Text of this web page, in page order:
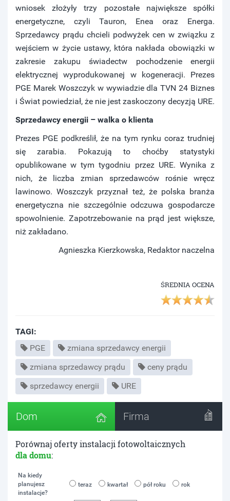
wniosek złożyły trzy pozostałe największe spółki
energetyczne, czyli Tauron, Enea oraz Energa.
Sprzedawcy prądu chcieli podwyżek cen w związku z
wejściem w życie ustawy, która nakłada obowiązki w
zakresie zakupu świadectw pochodzenie energii
elektrycznej wyprodukowanej w kogeneracji. Prezes
PGE Marek Woszczyk w wywiadzie dla TVN 24 Biznes
i Świat powiedział, że nie jest zaskoczony decyzją URE.
Sprzedawcy energii – walka o klienta
Prezes PGE podkreślił, że na tym rynku coraz trudniej
się zarabia. Pokazują to choćby statystyki
opublikowane w tym tygodniu przez URE. Wynika z
nich, że liczba zmian sprzedawców rośnie wręcz
lawinowo. Woszczyk przyznał też, że polska branża
energetyczna nie szczególnie odczuwa gospodarcze
spowolnienie. Zapotrzebowanie na prąd jest większe,
niż zakładano.
Agnieszka Kierzkowska, Redaktor naczelna
ŚREDNIA OCENA
TAGI:
PGE
zmiana sprzedawcy energii
zmiana sprzedawcy prądu
ceny prądu
sprzedawcy energii
URE
Dom Firma
Porównaj oferty instalacji fotowoltaicznych
dla domu:
Na kiedy
planujesz
instalacje?
teraz kwartał pół roku rok